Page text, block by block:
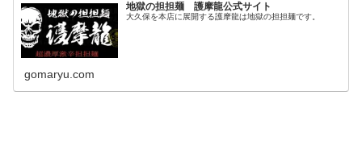
地獄の担担麺 護摩龍公式サイト
大久保を本店に展開する護摩龍は地獄の担担麺です。
gomaryu.com